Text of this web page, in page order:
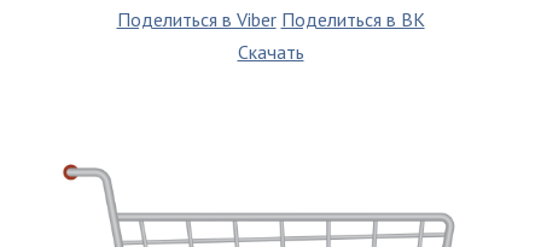
Поделиться в Viber Поделиться в ВК
Скачать